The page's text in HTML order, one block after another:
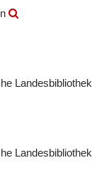
Landesbibliothek
Landesbibliothek